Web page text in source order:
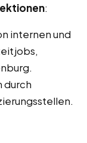
:
internen und
durch